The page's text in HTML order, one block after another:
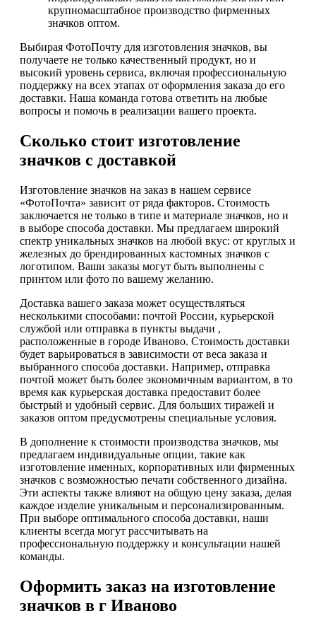
крупномасштабное производство фирменных
значков оптом.
Выбирая ФотоПочту для изготовления значков, вы
получаете не только качественный продукт, но и
высокий уровень сервиса, включая профессиональную
поддержку на всех этапах от оформления заказа до его
доставки. Наша команда готова ответить на любые
вопросы и помочь в реализации вашего проекта.
Сколько стоит изготовление
значков с доставкой
Изготовление значков на заказ в нашем сервисе
«ФотоПочта» зависит от ряда факторов. Стоимость
заключается не только в типе и материале значков, но и
в выборе способа доставки. Мы предлагаем широкий
спектр уникальных значков на любой вкус: от круглых и
железных до брендированных кастомных значков с
логотипом. Ваши заказы могут быть выполнены с
принтом или фото по вашему желанию.
Доставка вашего заказа может осуществляться
несколькими способами: почтой России, курьерской
службой или отправка в пункты выдачи ,
расположенные в городе Иваново. Стоимость доставки
будет варьироваться в зависимости от веса заказа и
выбранного способа доставки. Например, отправка
почтой может быть более экономичным вариантом, в то
время как курьерская доставка предоставит более
быстрый и удобный сервис. Для больших тиражей и
заказов оптом предусмотрены специальные условия.
В дополнение к стоимости производства значков, мы
предлагаем индивидуальные опции, такие как
изготовление именных, корпоративных или фирменных
значков с возможностью печати собственного дизайна.
Эти аспекты также влияют на общую цену заказа, делая
каждое изделие уникальным и персонализированным.
При выборе оптимального способа доставки, наши
клиенты всегда могут рассчитывать на
профессиональную поддержку и консультации нашей
команды.
Оформить заказ на изготовление
значков в г Иваново